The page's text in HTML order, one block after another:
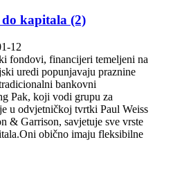
kapitala (2)
12
fondovi, financijeri temeljeni na
uredi popunjavaju praznine
bankovni
Pak, koji vodi grupu za
u odvjetničkoj tvrtki Paul Weiss
& Garrison, savjetuje sve vrste
obično imaju fleksibilne